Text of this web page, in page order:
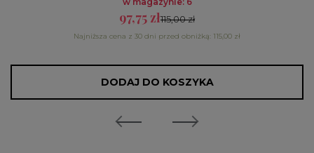
97,75 zł115,00 zł
Najniższa cena z 30 dni przed obniżką: 115,00 zł
DODAJ DO KOSZYKA